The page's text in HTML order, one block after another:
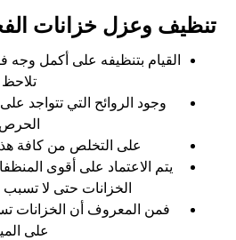
تنظيف وعزل خزانات
القيام بتنظيفه على أكمل وجه
تلاحظ
وجود الروائح التي تتواجد
الحرص
على التخلص من كافة هذه
يتم الاعتماد على أقوى
الخزانات حتى لا تسبب
فمن المعروف أن الخزانات
على